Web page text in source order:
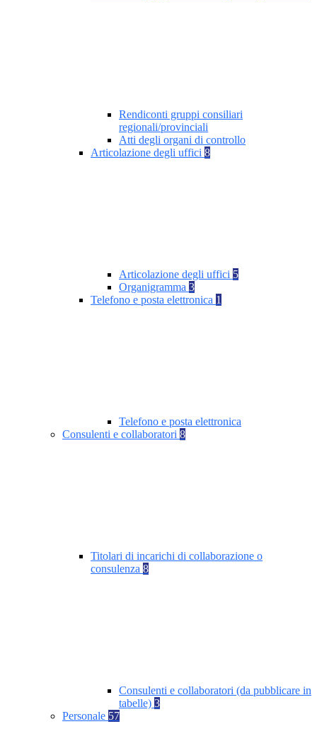
Rendiconti gruppi consiliari
regionali/provinciali
Atti degli organi di controllo
Articolazione degli uffici 8
Articolazione degli uffici 5
Organigramma 3
Telefono e posta elettronica 1
Telefono e posta elettronica
Consulenti e collaboratori 8
Titolari di incarichi di collaborazione o
consulenza 8
Consulenti e collaboratori (da pubblicare in
tabelle) 3
Personale 57